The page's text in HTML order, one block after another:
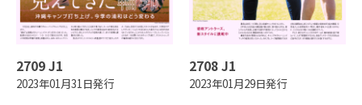
2709 J1
2023年01月31日発行
2708 J1
2023年01月29日発行